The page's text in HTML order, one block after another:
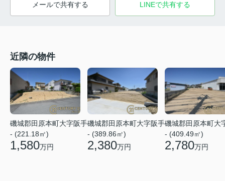
メールで共有する LINEで共有する
近隣の物件
磯城郡田原本町大字阪手
- (221.18㎡)
1,580万円
磯城郡田原本町大字阪手
- (389.86㎡)
2,380万円
磯城郡田原本町大
- (409.49㎡)
2,780万円